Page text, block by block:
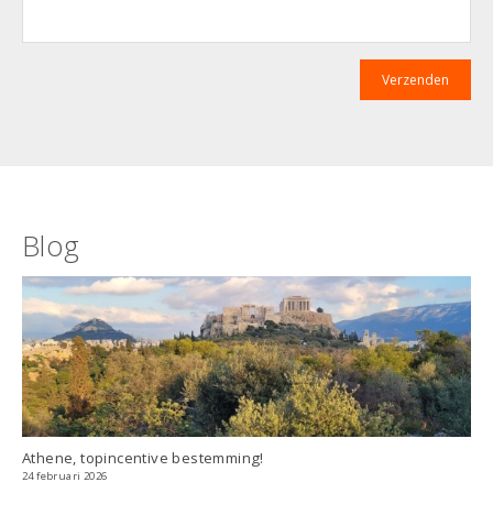
Blog
Athene, topincentive bestemming!
24 februari 2026